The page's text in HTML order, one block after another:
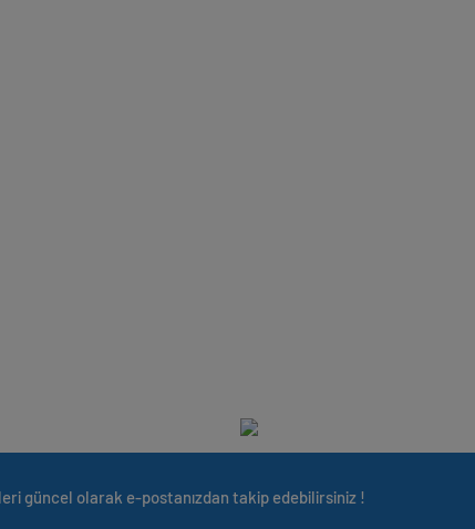
güncel olarak e-postanızdan takip edebilirsiniz !